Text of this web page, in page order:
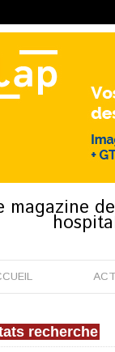
magazine
recherche